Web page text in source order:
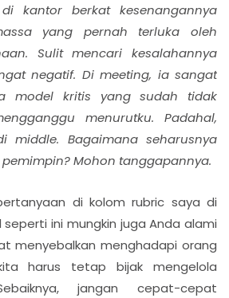
kantor berkat kesenangannya
yang pernah terluka oleh
Sulit mencari kesalahannya
negatif. Di meeting, ia sangat
model kritis yang sudah tidak
menurutku. Padahal,
middle. Bagaimana seharusnya
Mohon tanggapannya.
di kolom rubric saya di
seperti ini mungkin juga Anda alami
menyebalkan menghadapi orang
harus tetap bijak mengelola
jangan cepat-cepat